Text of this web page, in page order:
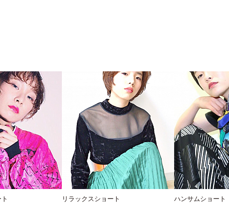
リラックスショート ハンサムショート